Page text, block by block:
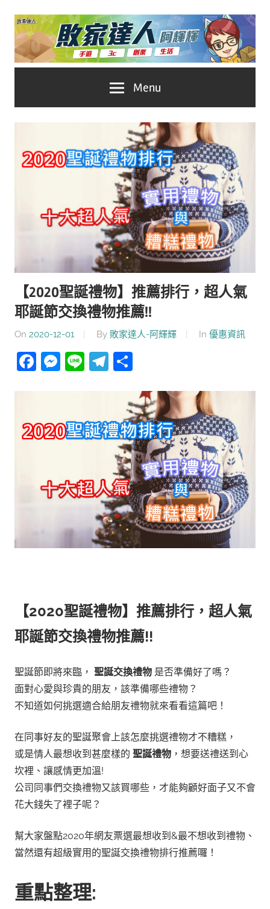
Skip
content
家
達
人
No.1
遊
科
技
Menu
【2020聖誕禮物】推薦排行，超人氣
耶誕節交換禮物推薦!!
On 2020-12-01 By 敗家達人-阿輝輝 In 優惠資訊
Facebook
Messenger
LineTelegram
【2020聖誕禮物】推薦排行，超人氣
耶誕節交換禮物推薦!!
聖誕節即將來臨， 聖誕交換禮物 是否準備好了嗎？
面對心愛與珍貴的朋友，該準備哪些禮物？
不知道如何挑選適合給朋友禮物就來看看這篇吧！
在同事好友的聖誕聚會上該怎麼挑選禮物才不糟糕，
或是情人最想收到甚麼樣的 聖誕禮物 ，想要送禮送到心
坎裡、讓感情更加溫!
公司同事們交換禮物又該買哪些，才能夠顧好面子又不會
花大錢失了裡子呢？
幫大家盤點2020年網友票選最想收到&最不想收到禮物、
當然還有超級實用的聖誕交換禮物排行推薦囉！
重點整理: